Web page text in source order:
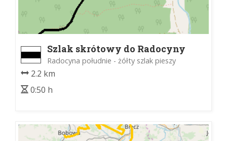
Szlak skrótowy do Radocyny
Radocyna południe - żółty szlak pieszy
2.2 km
0:50 h